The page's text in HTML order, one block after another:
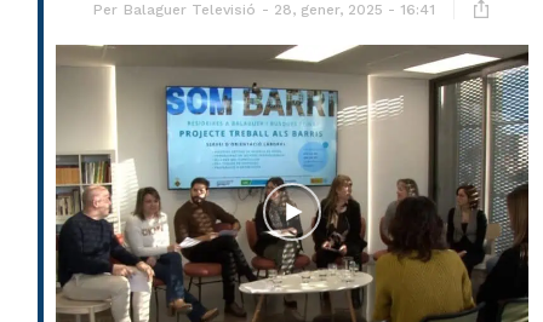
Per Balaguer Televisió 28, gener, 2025 - 16:41